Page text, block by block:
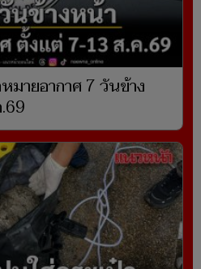
มายอากาศ 7 วันข้าง